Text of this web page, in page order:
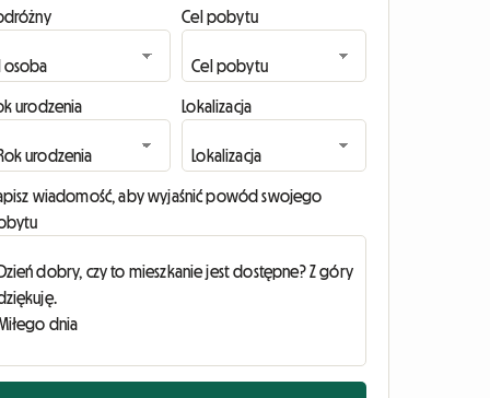
Cel pobytu
urodzenia Lokalizacja
wiadomość, aby wyjaśnić powód swojego